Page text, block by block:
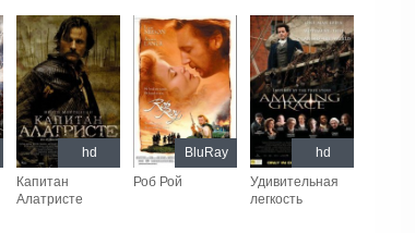
Капитан
Алатристе
hd
Роб Рой
BluRay
Удивительная
легкость
hd